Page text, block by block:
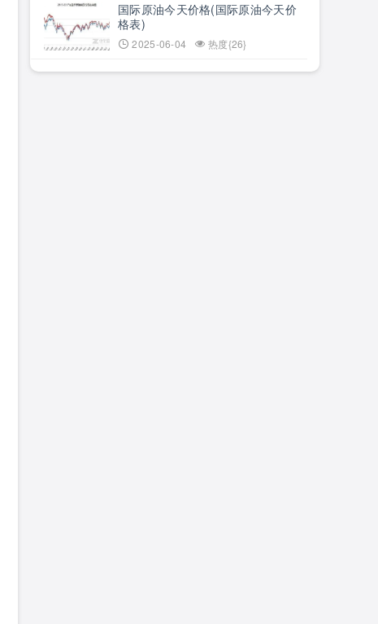
国际原油今天价格(国际原油今天价
格表)
2025-06-04 热度{26}